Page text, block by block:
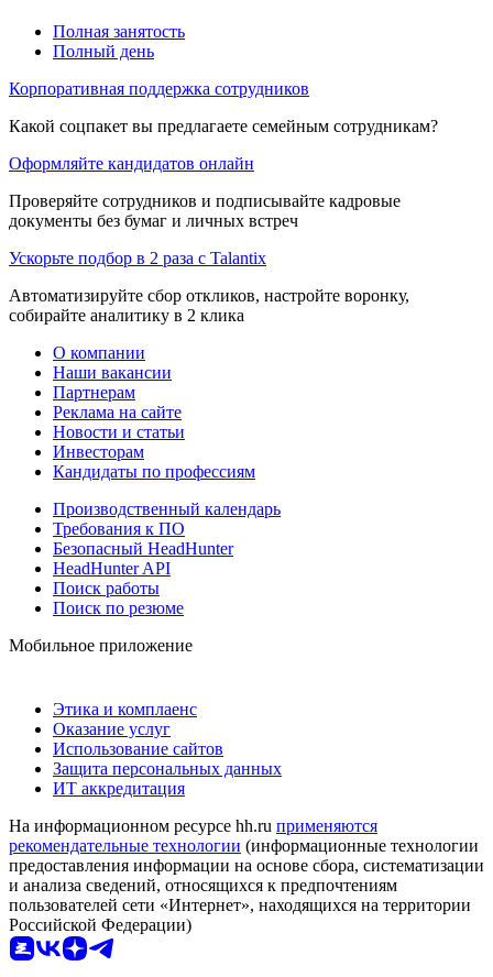
Полная занятость
Полный день
Корпоративная поддержка сотрудников
Какой соцпакет вы предлагаете семейным сотрудникам?
Оформляйте кандидатов онлайн
Проверяйте сотрудников и подписывайте кадровые
документы без бумаг и личных встреч
Ускорьте подбор в 2 раза с Talantix
Автоматизируйте сбор откликов, настройте воронку,
собирайте аналитику в 2 клика
О компании
Наши вакансии
Партнерам
Реклама на сайте
Новости и статьи
Инвесторам
Кандидаты по профессиям
Производственный календарь
Требования к ПО
Безопасный HeadHunter
HeadHunter API
Поиск работы
Поиск по резюме
Мобильное приложение
Этика и комплаенс
Оказание услуг
Использование сайтов
Защита персональных данных
ИТ аккредитация
На информационном ресурсе hh.ru применяются
рекомендательные технологии (информационные технологии
предоставления информации на основе сбора, систематизации
и анализа сведений, относящихся к предпочтениям
пользователей сети «Интернет», находящихся на территории
Российской Федерации)